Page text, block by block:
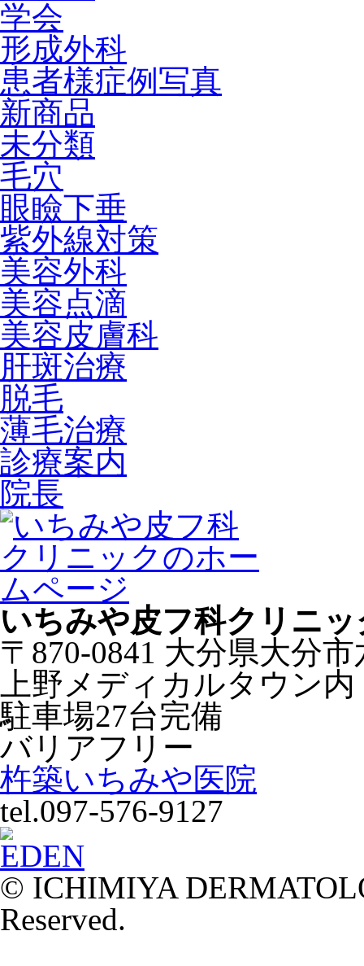
学会
形成外科
患者様症例写真
新商品
未分類
毛穴
眼瞼下垂
紫外線対策
美容外科
美容点滴
美容皮膚科
肝斑治療
脱毛
薄毛治療
診療案内
院長
いちみや皮フ科クリニッ
〒870-0841 大分県大分
上野メディカルタウン内
駐車場27台完備
バリアフリー
杵築いちみや医院
tel.097-576-9127
© ICHIMIYA
Reserved.